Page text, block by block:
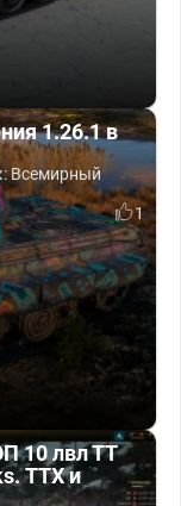
1.26.1 в
Всемирный
1
10 лвл ТТ
ТТХ и